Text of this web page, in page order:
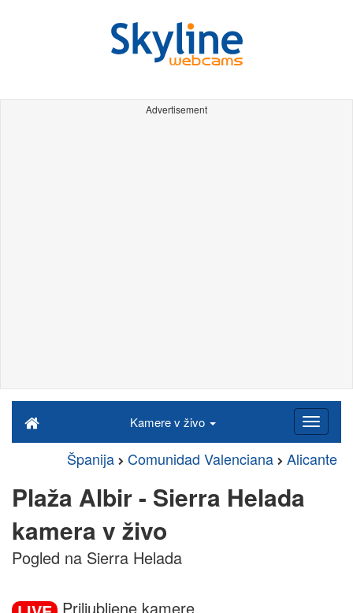
Advertisement
Kamere v živo
Španija Comunidad Valenciana Alicante
Plaža Albir - Sierra Helada
kamera v živo
Pogled na Sierra Helada
Priljubljene kamere